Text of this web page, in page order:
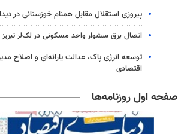
پیروزی استقلال مقابل همنام خوزستانی در
اتصال برق سشوار واحد مسکونی در لک‌لر
توسعه انرژی پاک، عدالت یارانه‌ای و اصلاح
اقتصادی
صفحه اول روزنامه‌ها